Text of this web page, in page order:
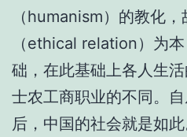
（humanism）的教化
（ethical relation）为
础，在此基础上各人生
士农工商职业的不同。
后，中国的社会就是如